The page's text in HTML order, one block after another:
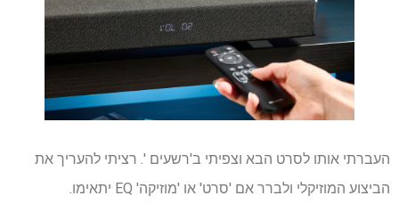
העברתי אותו לסרט הבא וצפיתי ב'רשעים '. רציתי להעריך את
הביצוע המוזיקלי ולברר אם 'סרט' או 'מוזיקה' EQ יתאימו.